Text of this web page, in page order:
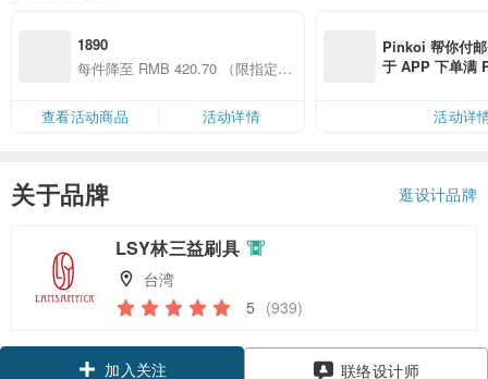
1890
每件降至 RMB 420.70 （限指定商
查看活动商品
活动详情
Pinkoi 帮你付
于 APP 下单满
活动详
关于品牌 逛设计品牌
LSY林三益刷具
台湾
5 (939)
加入关注 联络设计师